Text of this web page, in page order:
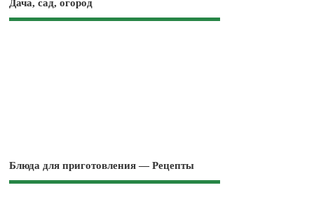
Дача, сад, огород
Блюда для приготовления — Рецепты